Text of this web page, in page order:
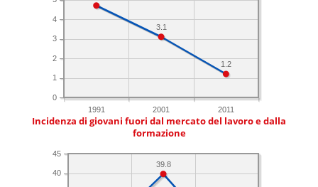
1991 2001 2011
0
1
2
3
4
1.2
3.1
Incidenza di giovani fuori dal mercato del lavoro e dalla
formazione
40
45
39.8